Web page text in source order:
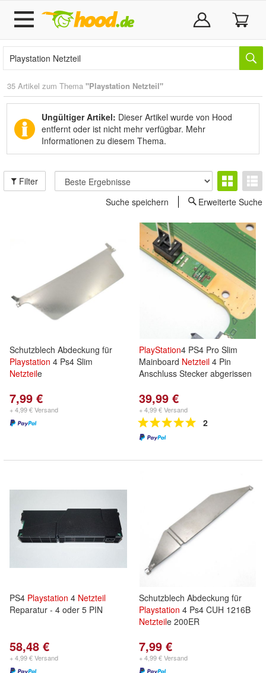
35 Artikel zum Thema "Playstation Netzteil"
Ungültiger Artikel: Dieser Artikel wurde von Hood
entfernt oder ist nicht mehr verfügbar. Mehr
Informationen zu diesem Thema.
Filter
Suche speichern
Erweiterte Suche
Schutzblech Abdeckung für
Playstation 4 Ps4 Slim
Netzteile
7,99 €
+ 4,99 € Versand
PlayStation4 PS4 Pro Slim
Mainboard Netzteil 4 Pin
Anschluss Stecker abgerissen
39,99 €
+ 4,99 € Versand
2
PS4 Playstation 4 Netzteil
Reparatur - 4 oder 5 PIN
58,48 €
+ 4,99 € Versand
Schutzblech Abdeckung für
Playstation 4 Ps4 CUH 1216B
Netzteile 200ER
7,99 €
+ 4,99 € Versand